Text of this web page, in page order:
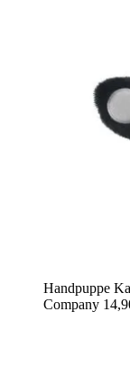
Handpuppe
Company